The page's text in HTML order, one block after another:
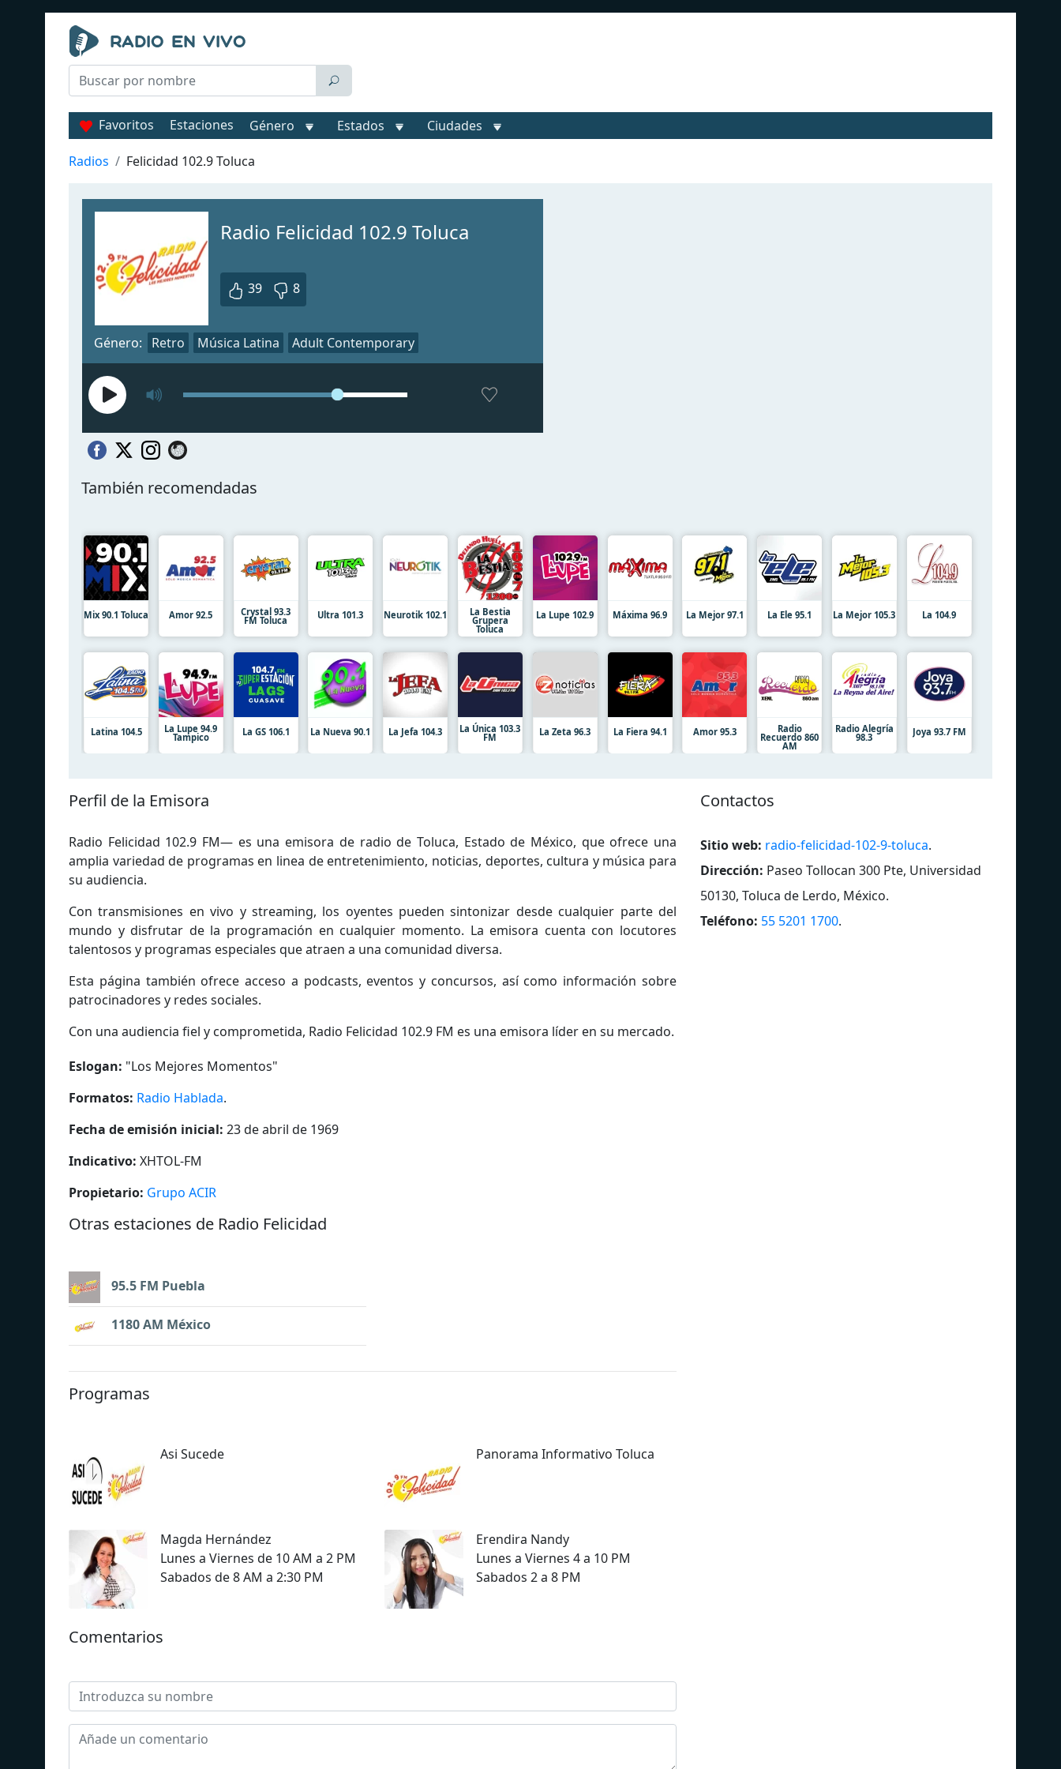
Favoritos Estaciones Género Estados Ciudades
Radios Felicidad 102.9 Toluca
Radio Felicidad 102.9 Toluca
39 8
Género: Retro Música Latina Adult Contemporary
También recomendadas
Mix 90.1 Toluca Amor 92.5 Crystal 93.3
FM Toluca Ultra 101.3 Neurotik 102.1 La Bestia
Grupera
Toluca
La Lupe 102.9 Máxima 96.9 La Mejor 97.1 La Ele 95.1 La Mejor 105.3 La 104.9
Latina 104.5 La Lupe 94.9
Tampico La GS 106.1 La Nueva 90.1 La Jefa 104.3 La Única 103.3
FM La Zeta 96.3 La Fiera 94.1 Amor 95.3 Radio
Recuerdo 860
AM
Radio Alegría
98.3 Joya 93.7 FM
Perfil de la Emisora
Radio Felicidad 102.9 FM— es una emisora de radio de Toluca, Estado de México, que ofrece una
amplia variedad de programas en linea de entretenimiento, noticias, deportes, cultura y música para
su audiencia.
Con transmisiones en vivo y streaming, los oyentes pueden sintonizar desde cualquier parte del
mundo y disfrutar de la programación en cualquier momento. La emisora cuenta con locutores
talentosos y programas especiales que atraen a una comunidad diversa.
Esta página también ofrece acceso a podcasts, eventos y concursos, así como información sobre
patrocinadores y redes sociales.
Con una audiencia fiel y comprometida, Radio Felicidad 102.9 FM es una emisora líder en su mercado.
Eslogan: "Los Mejores Momentos"
Formatos: Radio Hablada.
Fecha de emisión inicial: 23 de abril de 1969
Indicativo: XHTOL-FM
Propietario: Grupo ACIR
Otras estaciones de Radio Felicidad
95.5 FM Puebla
1180 AM México
Programas
Asi Sucede Panorama Informativo Toluca
Magda Hernández
Lunes a Viernes de 10 AM a 2 PM
Sabados de 8 AM a 2:30 PM
Erendira Nandy
Lunes a Viernes 4 a 10 PM
Sabados 2 a 8 PM
Contactos
Sitio web: radio-felicidad-102-9-toluca.
Dirección: Paseo Tollocan 300 Pte, Universidad
50130, Toluca de Lerdo, México.
Teléfono: 55 5201 1700.
Comentarios